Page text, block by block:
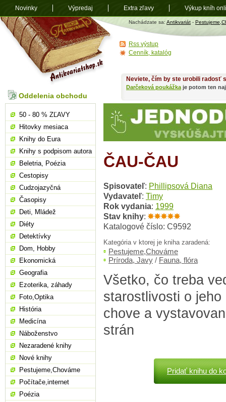
Antikvariát
shop.sk
Nachádzate sa: Antikvariát -
ČAU-ČAU
Spisovateľ: Phillipsová Diana
Vydavateľ: Timy
Rok vydania: 1999
Stav knihy:
Katalogové číslo: C9592
Kategória v ktorej je kniha zaradená:
Pestujeme,Chováme
Príroda, Javy / Fauna, flóra
Všetko, čo treba
starostlivosti o
chove a
strán
Pridať knihu do
Neviete, čím by ste urobili radosť
Darčeková poukážka je potom ten
Oddelenia obchodu
50 - 80 % ZĽAVY
Hitovky mesiaca
Knihy do Eura
Knihy s podpisom autora
Beletria, Poézia
Cestopisy
Cudzojazyčná
Časopisy
Deti, Mládež
Diéty
Detektívky
Dom, Hobby
Ekonomická
Geografia
Ezoterika, záhady
Foto,Optika
História
Medicína
Náboženstvo
Nezaradené knihy
Nové knihy
Pestujeme,Chováme
Počítače,internet
Poézia
Rss výstup
Cenník, katalóg
Novinky Výpredaj Extra zľavy Výkup kníh